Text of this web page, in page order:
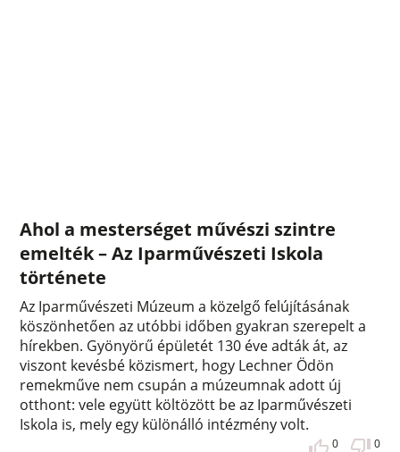
Ahol a mesterséget művészi szintre
emelték – Az Iparművészeti Iskola
története
Az Iparművészeti Múzeum a közelgő felújításának
köszönhetően az utóbbi időben gyakran szerepelt a
hírekben. Gyönyörű épületét 130 éve adták át, az
viszont kevésbé közismert, hogy Lechner Ödön
remekműve nem csupán a múzeumnak adott új
otthont: vele együtt költözött be az Iparművészeti
Iskola is, mely egy különálló intézmény volt.
0 0